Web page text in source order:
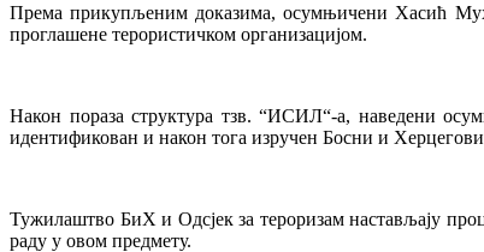
Према прикупљеним доказима, осумњичени Хасић
проглашене терористичком организацијом.
Након пораза структура тзв. “ИСИЛ“-а, наведени
идентификован и након тога изручен Босни и
Тужилаштво БиХ и Одсјек за тероризам настављају
раду у овом предмету.